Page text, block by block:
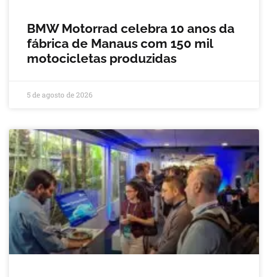
BMW Motorrad celebra 10 anos da
fábrica de Manaus com 150 mil
motocicletas produzidas
5 de agosto de 2026